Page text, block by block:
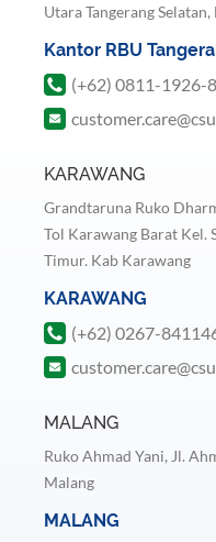
Utara Tangerang Selatan,
Kantor RBU
(+62) 0811-1926-
KARAWANG
Grandtaruna Ruko
Tol Karawang Barat Kel.
Timur. Kab Karawang
KARAWANG
(+62) 0267-
MALANG
Ruko Ahmad Yani, Jl.
Malang
MALANG